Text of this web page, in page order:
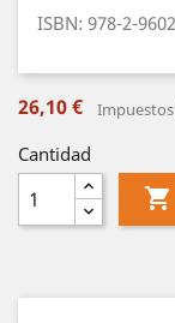
ISBN: 978-2-
26,10 €
Cantidad
